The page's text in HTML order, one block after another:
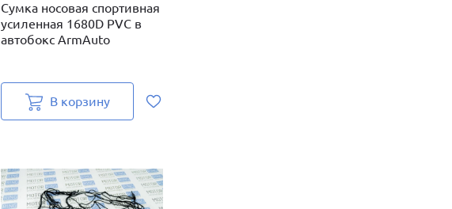
Сумка носовая спортивная
усиленная 1680D PVC в
автобокс ArmAuto
В корзину